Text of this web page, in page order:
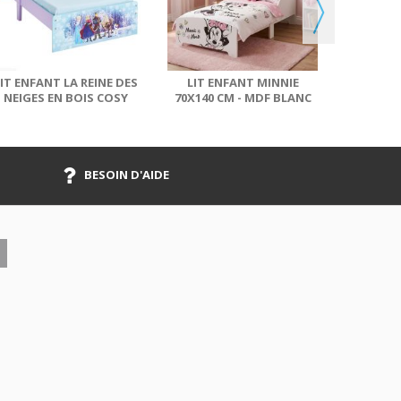
ENFANT LA REINE DES
NEIGES EN BOIS COSY
LIT ENFANT MINNIE
70X140 CM - MDF BLANC
BESOIN D'AIDE